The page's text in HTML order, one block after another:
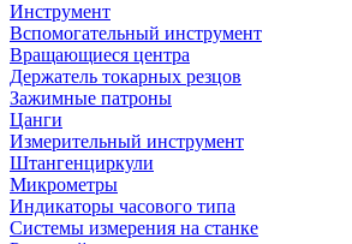
Инструмент
Вспомогательный инструмент
Вращающиеся центра
Держатель токарных резцов
Зажимные патроны
Цанги
Измерительный инструмент
Штангенциркули
Микрометры
Индикаторы часового типа
Системы измерения на станке